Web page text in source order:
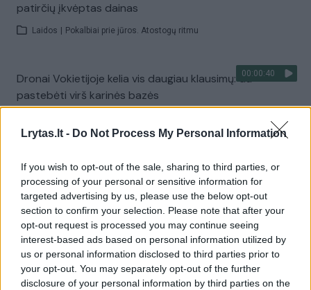
Lrytas.lt - Do Not Process My Personal Information
If you wish to opt-out of the sale, sharing to third parties, or
processing of your personal or sensitive information for
targeted advertising by us, please use the below opt-out
section to confirm your selection. Please note that after your
opt-out request is processed you may continue seeing
interest-based ads based on personal information utilized by
us or personal information disclosed to third parties prior to
your opt-out. You may separately opt-out of the further
disclosure of your personal information by third parties on the
patirčių įkvėptas dainas
Laidos Pokalbiai prie jūros. Atostogų ritmu
00:00:40
Dronai Vokietijoje kelia vis daugiau klausimų: du
pastebėti virš karinės bazės
Visi įrašai
Žiūrimiausi įrašai
00:00:30
Vaizdai iš tragiškos avarijos Vilniaus r.: dviejų moterų ir